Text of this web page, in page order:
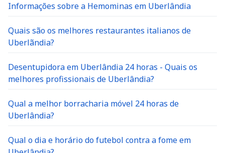
Informações sobre a Hemominas em Uberlândia
Quais são os melhores restaurantes italianos de
Uberlãndia?
Desentupidora em Uberlândia 24 horas - Quais os
melhores profissionais de Uberlândia?
Qual a melhor borracharia móvel 24 horas de
Uberlândia?
Qual o dia e horário do futebol contra a fome em